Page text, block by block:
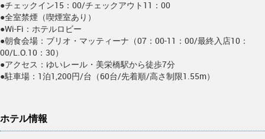
●チェックイン15：00/チェックアウト11：00
●全室禁煙（喫煙室あり）
●Wi-Fi：ホテルロビー
●朝食会場：ブリオ・マッティーナ（07：00-11：00/最終入店10：
00/L.O.10：30）
●アクセス：ゆいレール・美栄橋駅から徒歩7分
●駐車場：1泊1,200円/台（60台/先着順/高さ制限1.55m）
ホテル情報